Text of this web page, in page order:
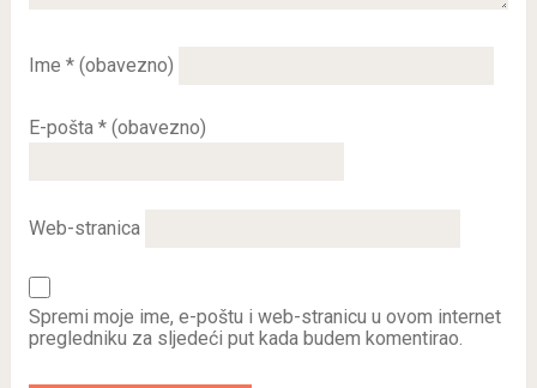
Ime * (obavezno)
E-pošta * (obavezno)
Web-stranica
Spremi moje ime, e-poštu i web-stranicu u ovom internet
pregledniku za sljedeći put kada budem komentirao.